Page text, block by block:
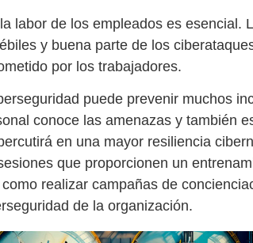
labor de los empleados es esencial.
y buena parte de los
por los trabajadores.
puede prevenir muchos
conoce las amenazas y también
en una mayor resiliencia
que proporcionen un
realizar campañas de
de la organización.